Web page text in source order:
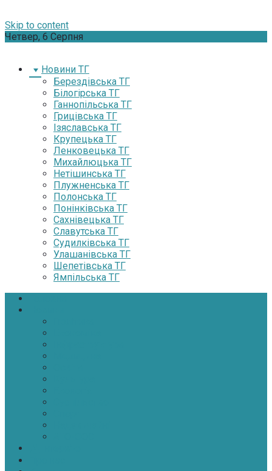
Skip to content
Четвер, 6 Серпня
Новини ТГ
Берездівська ТГ
Білогірська ТГ
Ганнопільська ТГ
Грицівська ТГ
Ізяславська ТГ
Крупецька ТГ
Ленковецька ТГ
Михайлюцька ТГ
Нетішинська ТГ
Плужненська ТГ
Полонська ТГ
Понінківська ТГ
Сахнівецька ТГ
Славутська ТГ
Судилківська ТГ
Улашанівська ТГ
Шепетівська ТГ
Ямпільська ТГ